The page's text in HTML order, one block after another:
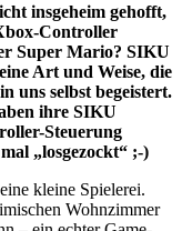
insgeheim gehofft,
Controller
Super Mario? SIKU
Art und Weise, die
uns selbst begeistert.
ihre SIKU
Steuerung
„losgezockt“ ;-)
kleine Spielerei.
Wohnzimmer